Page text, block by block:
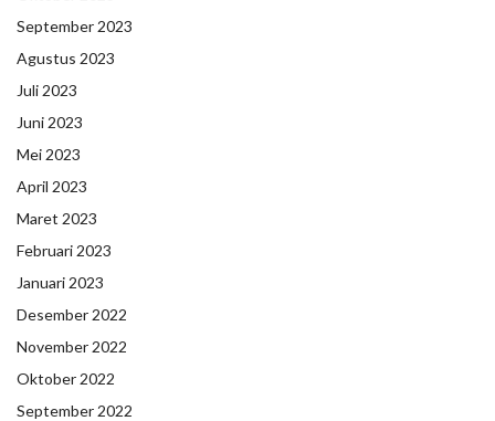
September 2023
Agustus 2023
Juli 2023
Juni 2023
Mei 2023
April 2023
Maret 2023
Februari 2023
Januari 2023
Desember 2022
November 2022
Oktober 2022
September 2022